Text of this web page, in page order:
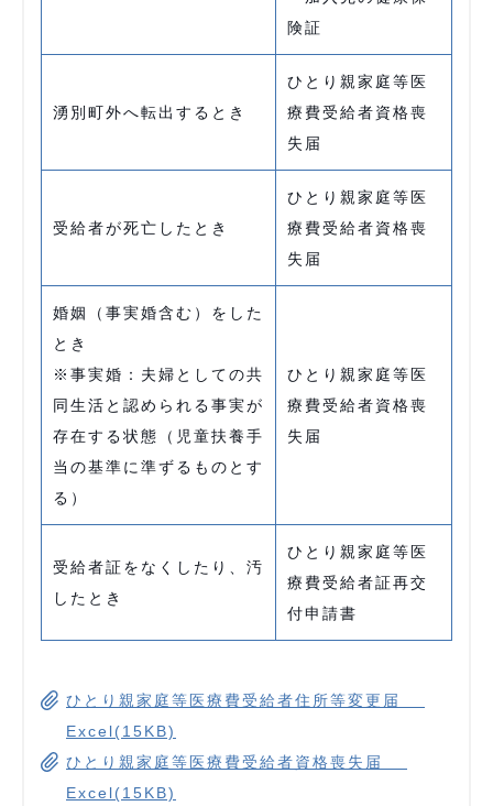
険証
湧別町外へ転出するとき
ひとり親家庭等医
療費受給者資格喪
失届
受給者が死亡したとき
ひとり親家庭等医
療費受給者資格喪
失届
婚姻（事実婚含む）をした
とき
※事実婚：夫婦としての共
同生活と認められる事実が
存在する状態（児童扶養手
当の基準に準ずるものとす
る）
ひとり親家庭等医
療費受給者資格喪
失届
受給者証をなくしたり、汚
したとき
ひとり親家庭等医
療費受給者証再交
付申請書
ひとり親家庭等医療費受給者住所等変更届
Excel(15KB)
ひとり親家庭等医療費受給者資格喪失届
Excel(15KB)